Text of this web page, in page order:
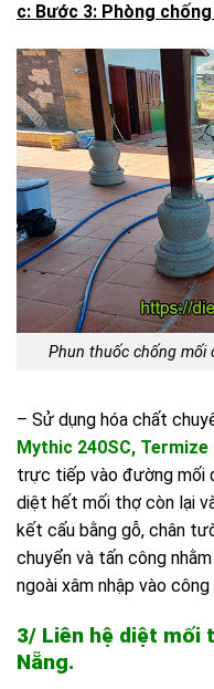
c: Bước 3: Phòng
Phun thuốc chống mối
– Sử dụng hóa chất
Mythic 240SC, Termize
trực tiếp vào đường mối
diệt hết mối thợ còn lại
kết cấu bằng gỗ, chân
chuyển và tấn công
ngoài xâm nhập vào công
3/ Liên hệ diệt mối
Nẵng.